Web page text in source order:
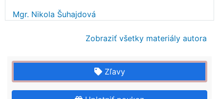
Mgr. Nikola Šuhajdová
Zobraziť všetky materiály autora
Zľavy